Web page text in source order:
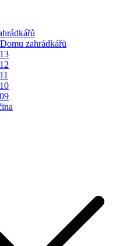
zahrádkářů